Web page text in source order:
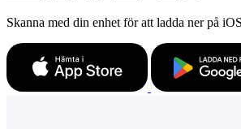
Skanna med din enhet för att ladda ner på